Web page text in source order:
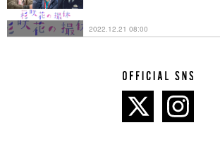
2022.12.21 08:00